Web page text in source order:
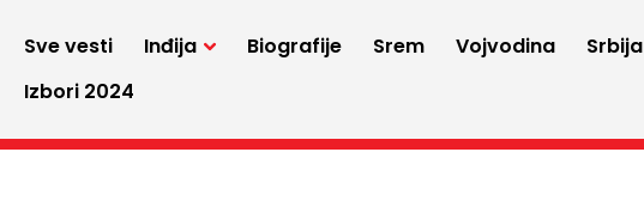
Sve vesti Inđija Biografije Srem Vojvodina Srbija
Izbori 2024